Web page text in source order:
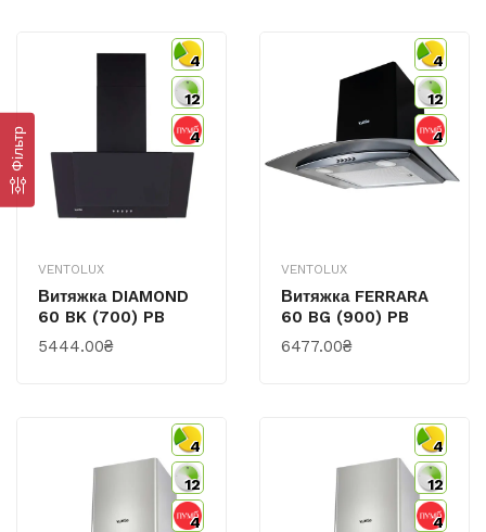
Фільтр
4
12
4
VENTOLUX
Витяжка DIAMOND
60 BK (700) PB
5444.00₴
4
12
4
VENTOLUX
Витяжка FERRARA
60 BG (900) PB
6477.00₴
4
12
4
4
12
4